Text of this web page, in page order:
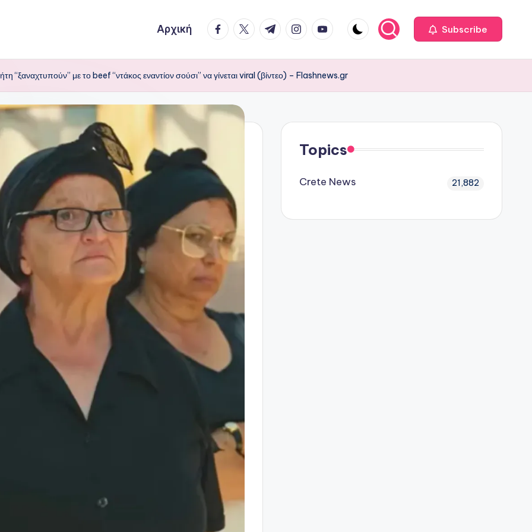
Αρχική facebook.com
twitter.com
t.me instagram.com
youtube.com Subscribe
“ξαναχτυπούν” με το beef “ντάκος εναντίον σούσι” να γίνεται viral (βίντεο) – Flashnews.gr
Topics
Crete News 21,882